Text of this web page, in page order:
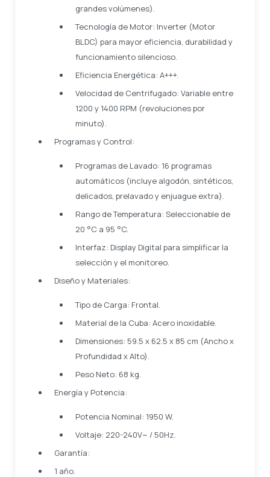
grandes volúmenes).
Tecnología de Motor: Inverter (Motor
BLDC) para mayor eficiencia, durabilidad y
funcionamiento silencioso.
Eficiencia Energética: A+++.
Velocidad de Centrifugado: Variable entre
1200 y 1400 RPM (revoluciones por
minuto).
Programas y Control:
Programas de Lavado: 16 programas
automáticos (incluye algodón, sintéticos,
delicados, prelavado y enjuague extra).
Rango de Temperatura: Seleccionable de
20 °C a 95 °C.
Interfaz: Display Digital para simplificar la
selección y el monitoreo.
Diseño y Materiales:
Tipo de Carga: Frontal.
Material de la Cuba: Acero inoxidable.
Dimensiones: 59.5 x 62.5 x 85 cm (Ancho x
Profundidad x Alto).
Peso Neto: 68 kg.
Energía y Potencia:
Potencia Nominal: 1950 W.
Voltaje: 220-240V~ / 50Hz.
Garantía:
1 año.